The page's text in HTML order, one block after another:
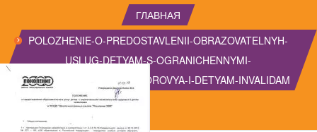
ГЛАВНАЯ
POLOZHENIE-O-PREDOSTAVLENII-OBRAZOVATELNYH-
USLUG-DETYAM-S-OGRANICHENNYMI-
VOZMOZHNOSTYAMI-ZDOROVYA-I-DETYAM-INVALIDAM